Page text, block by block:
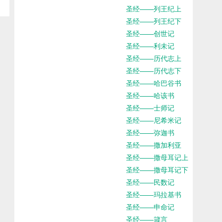
圣经——列王纪上
圣经——列王纪下
圣经——创世记
圣经——利未记
圣经——历代志上
圣经——历代志下
圣经——哈巴谷书
圣经——哈该书
圣经——士师记
圣经——尼希米记
圣经——弥迦书
圣经——撒加利亚
圣经——撒母耳记上
圣经——撒母耳记下
圣经——民数记
圣经——玛拉基书
圣经——申命记
圣经——箴言